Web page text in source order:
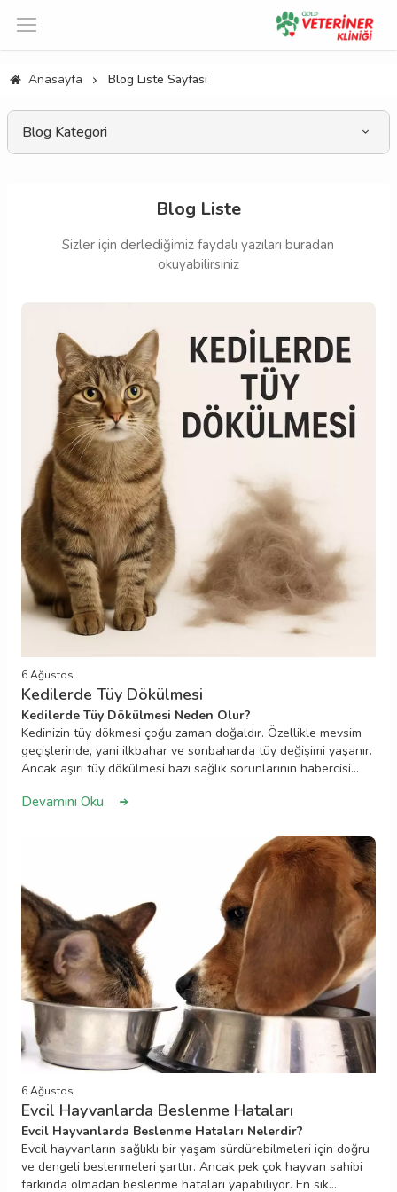
Anasayfa Blog Liste Sayfası
Blog Kategori
Blog Liste
Sizler için derlediğimiz faydalı yazıları buradan
okuyabilirsiniz
6 Ağustos
Kedilerde Tüy Dökülmesi
Kedilerde Tüy Dökülmesi Neden Olur?
Kedinizin tüy dökmesi çoğu zaman doğaldır. Özellikle mevsim
geçişlerinde, yani ilkbahar ve sonbaharda tüy değişimi yaşanır.
Ancak aşırı tüy dökülmesi bazı sağlık sorunlarının habercisi
bu durumu tetikleyebilir. Düzenli tarama, dengeli mama ve
alınabilir. Kedinizin sağlıklı ve parlak tüylere sahip olması için
Devamını Oku
6 Ağustos
Evcil Hayvanlarda Beslenme Hataları
Evcil Hayvanlarda Beslenme Hataları Nelerdir?
Evcil hayvanların sağlıklı bir yaşam sürdürebilmeleri için doğru
ve dengeli beslenmeleri şarttır. Ancak pek çok hayvan sahibi
farkında olmadan beslenme hataları yapabiliyor. En sık